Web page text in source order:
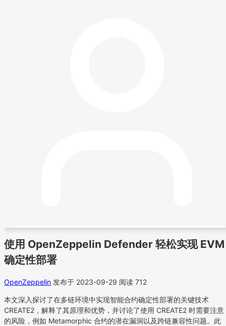
使用 OpenZeppelin Defender 轻松实现 EVM
确定性部署
OpenZeppelin 发布于 2023-09-29 阅读 712
本文深入探讨了在多链环境中实现智能合约确定性部署的关键技术
CREATE2，解释了其原理和优势，并讨论了使用 CREATE2 时需要注意
的风险，例如 Metamorphic 合约的潜在漏洞以及跨链兼容性问题。此